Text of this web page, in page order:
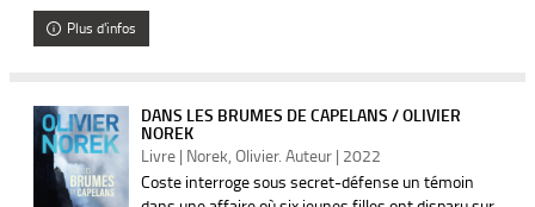
Plus d'infos
DANS LES BRUMES DE CAPELANS / OLIVIER
NOREK
Livre | Norek, Olivier. Auteur | 2022
Coste interroge sous secret-défense un témoin